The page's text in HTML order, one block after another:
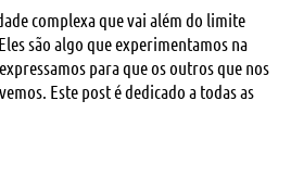
complexa que vai além do limite
são algo que experimentamos na
para que os outros que nos
Este post é dedicado a todas as